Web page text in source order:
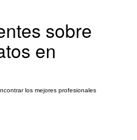
sobre
en
los mejores profesionales